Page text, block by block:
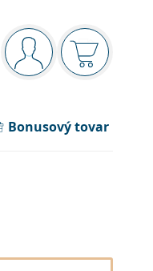
Navigačný panel
ste prihláseníNákupný
Bonusový tovar